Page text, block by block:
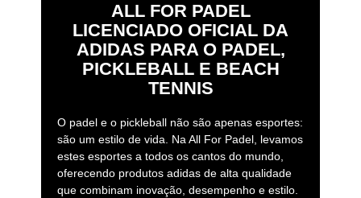
ALL FOR PADEL
LICENCIADO OFICIAL DA
ADIDAS PARA O PADEL,
PICKLEBALL E BEACH
TENNIS
O padel e o pickleball não são apenas esportes:
são um estilo de vida. Na All For Padel, levamos
estes esportes a todos os cantos do mundo,
oferecendo produtos adidas de alta qualidade
que combinam inovação, desempenho e estilo.